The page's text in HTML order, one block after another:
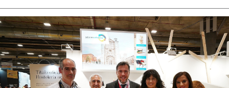
aplicación
externa.
aplicación
externa.
la
noticia